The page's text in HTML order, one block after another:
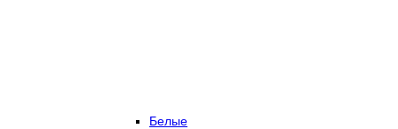
Белые